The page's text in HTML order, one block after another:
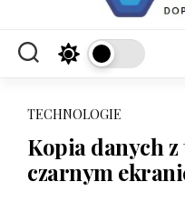
TECHNOLOGIE
Kopia danych
czarnym